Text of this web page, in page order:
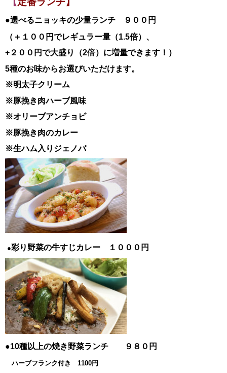
●選べるニョッキの少量ランチ ９００円
（＋１００円でレギュラー量（1.5倍）、
+２００円で大盛り（2倍）に増量できます！）
5種のお味からお選びいただけます。
※明太子クリーム
※豚挽き肉ハーブ風味
※オリーブアンチョビ
※豚挽き肉のカレー
※生ハム入りジェノバ
●彩り野菜の牛すじカレー １０００円
●10種以上の焼き野菜ランチ ９８０円
ハーブフランク付き 1100円